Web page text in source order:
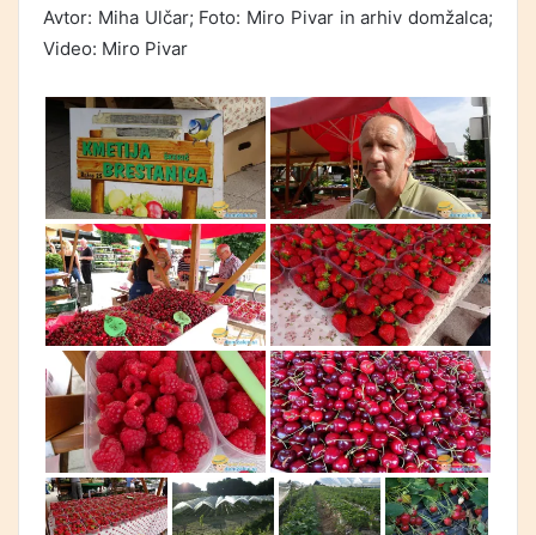
Avtor: Miha Ulčar; Foto: Miro Pivar in arhiv domžalca;
Video: Miro Pivar